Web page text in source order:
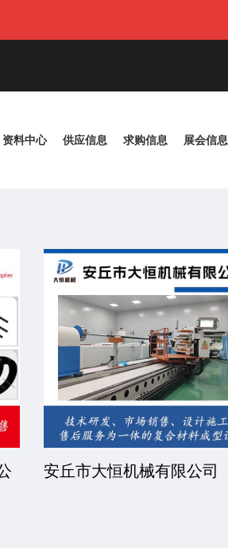
资料中心 供应信息 求购信息 展会信息
安丘市大恒机械有限公司